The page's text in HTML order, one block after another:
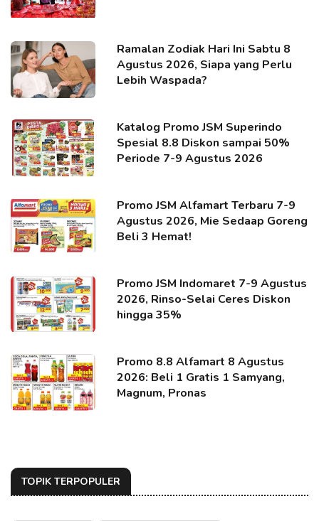
Ramalan Zodiak Hari Ini Sabtu 8
Agustus 2026, Siapa yang Perlu
Lebih Waspada?
Katalog Promo JSM Superindo
Spesial 8.8 Diskon sampai 50%
Periode 7-9 Agustus 2026
Promo JSM Alfamart Terbaru 7-9
Agustus 2026, Mie Sedaap Goreng
Beli 3 Hemat!
Promo JSM Indomaret 7-9 Agustus
2026, Rinso-Selai Ceres Diskon
hingga 35%
Promo 8.8 Alfamart 8 Agustus
2026: Beli 1 Gratis 1 Samyang,
Magnum, Pronas
TOPIK TERPOPULER